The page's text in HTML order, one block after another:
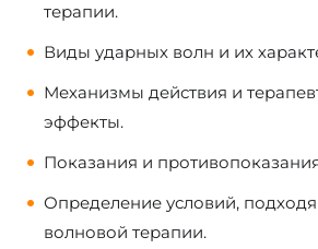
терапии.
Виды ударных волн и их
Механизмы действия и
эффекты.
Показания и
Определение условий,
волновой терапии.